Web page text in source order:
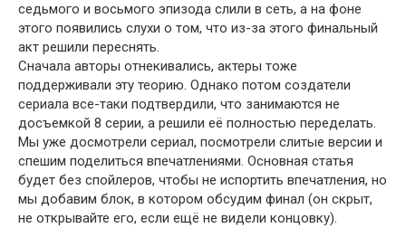
седьмого и восьмого эпизода слили в сеть, а на фоне
этого появились слухи о том, что из-за этого финальный
акт решили переснять.
Сначала авторы отнекивались, актеры тоже
поддерживали эту теорию. Однако потом создатели
сериала все-таки подтвердили, что занимаются не
досъемкой 8 серии, а решили её полностью переделать.
Мы уже досмотрели сериал, посмотрели слитые версии и
спешим поделиться впечатлениями. Основная статья
будет без спойлеров, чтобы не испортить впечатления, но
мы добавим блок, в котором обсудим финал (он скрыт,
не открывайте его, если ещё не видели концовку).